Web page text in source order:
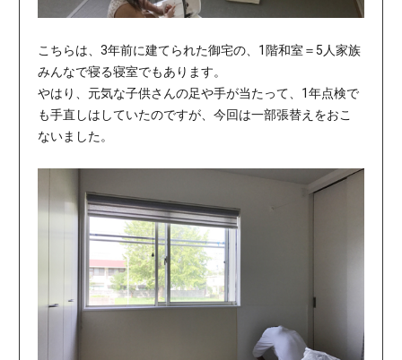
こちらは、3年前に建てられた御宅の、1階和室＝5人家族
みんなで寝る寝室でもあります。
やはり、元気な子供さんの足や手が当たって、1年点検で
も手直しはしていたのですが、今回は一部張替えをおこ
ないました。